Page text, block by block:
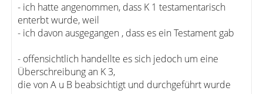
- ich hatte angenommen, dass K 1 testamentarisch
enterbt wurde, weil
- ich davon ausgegangen , dass es ein Testament gab
- offensichtlich handellte es sich jedoch um eine
Überschreibung an K 3,
die von A u B beabsichtigt und durchgeführt wurde